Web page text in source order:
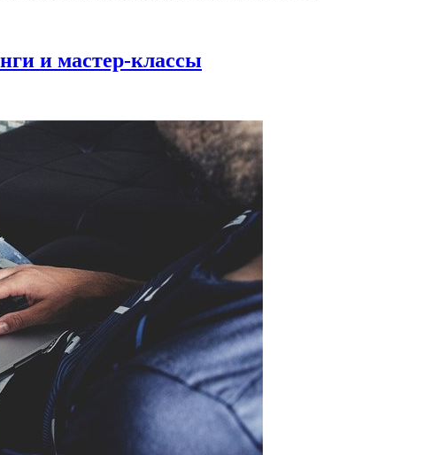
и мастер-классы